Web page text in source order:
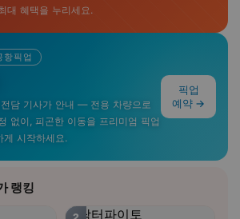
대 혜택을 누리세요.
항픽업
담 기사가 안내 — 전용 차량으로
없이, 피곤한 이동을 프리미엄 픽업
게 시작하세요.
픽업
예약 →
랭킹
2